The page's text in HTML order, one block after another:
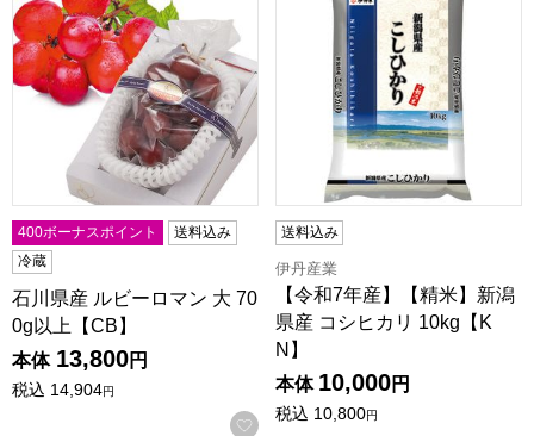
400ボーナスポイント
送料込み
冷蔵
石川県産 ルビーロマン 大 70
0g以上【CB】
本体 13,800円
税込 14,904円
お気に入りに登録する
送料込み
伊丹産業
【令和7年産】【精米】新潟
県産 コシヒカリ 10kg【K
N】
本体 10,000円
税込 10,800円